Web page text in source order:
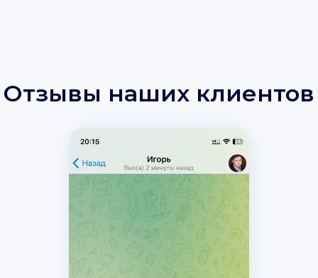
Отзывы наших клиентов